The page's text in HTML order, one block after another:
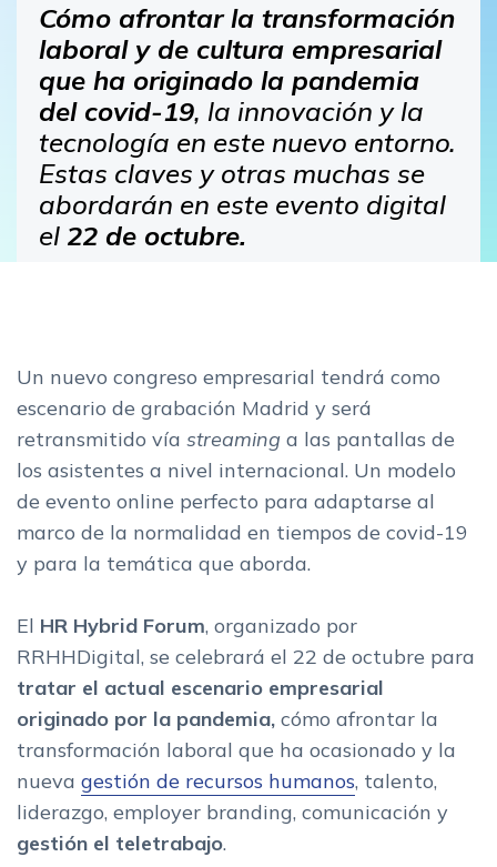
Cómo afrontar la transformación
laboral y de cultura empresarial
que ha originado la pandemia
del covid-19, la innovación y la
tecnología en este nuevo entorno.
Estas claves y otras muchas se
abordarán en este evento digital
el 22 de octubre.
Un nuevo congreso empresarial tendrá como
escenario de grabación Madrid y será
retransmitido vía streaming a las pantallas de
los asistentes a nivel internacional. Un modelo
de evento online perfecto para adaptarse al
marco de la normalidad en tiempos de covid-19
y para la temática que aborda.
El HR Hybrid Forum, organizado por
RRHHDigital, se celebrará el 22 de octubre para
tratar el actual escenario empresarial
originado por la pandemia, cómo afrontar la
transformación laboral que ha ocasionado y la
nueva gestión de recursos humanos, talento,
liderazgo, employer branding, comunicación y
gestión el teletrabajo.